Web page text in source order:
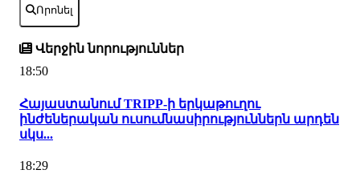
Որոնել
Վերջին նորություններ
18:50
Հայաստանում TRIPP-ի երկաթուղու
ինժեներական ուսումնասիրություններն արդեն
սկս...
18:29